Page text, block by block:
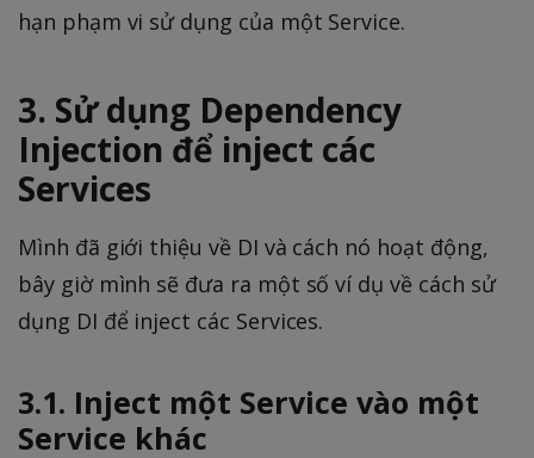
hạn phạm vi sử dụng của một Service.
3. Sử dụng Dependency
Injection để inject các
Services
Mình đã giới thiệu về DI và cách nó hoạt động,
bây giờ mình sẽ đưa ra một số ví dụ về cách sử
dụng DI để inject các Services.
3.1. Inject một Service vào một
Service khác